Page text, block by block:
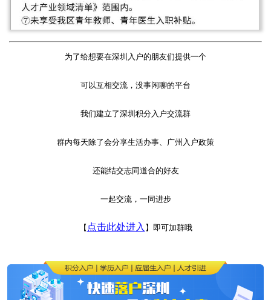
为了给想要在深圳入户的朋友们提供一个
可以互相交流，没事闲聊的平台
我们建立了深圳积分入户交流群
群内每天除了会分享生活办事、广州入户政策
还能结交志同道合的好友
一起交流，一同进步
【 点击此处进入 】即可加群哦